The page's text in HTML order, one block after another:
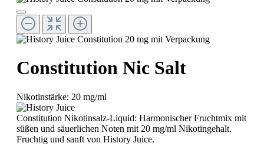
Constitution Nic Salt
Nikotinstärke: 20 mg/ml
Constitution Nikotinsalz-Liquid: Harmonischer Fruchtmix mit
süßen und säuerlichen Noten mit 20 mg/ml Nikotingehalt.
Fruchtig und sanft von History Juice.